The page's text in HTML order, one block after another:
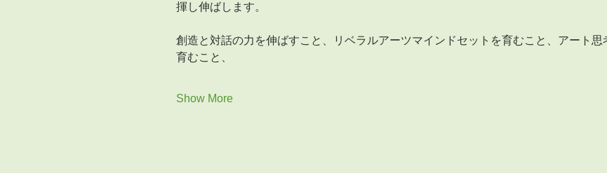
揮し伸ばします。
創造と対話の力を伸ばすこと、リベラルアーツマインドセットを育むこと、アート
育むこと、
Show More